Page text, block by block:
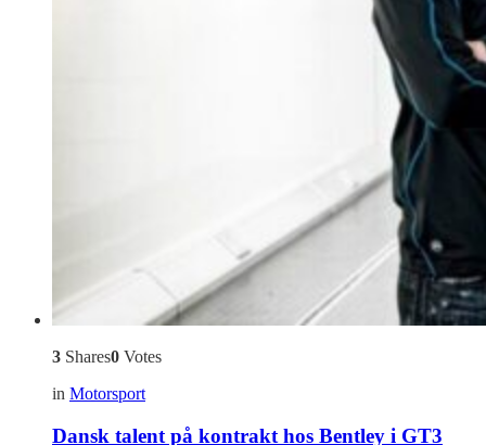
3 Shares0 Votes
in Motorsport
Dansk talent på kontrakt hos Bentley i GT3